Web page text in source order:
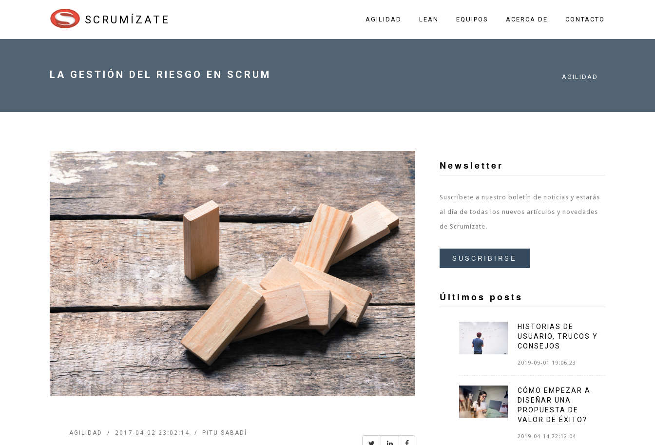
SCRUMÍZATE AGILIDAD LEAN EQUIPOS ACERCA DE CONTACTO
LA GESTIÓN DEL RIESGO EN SCRUM AGILIDAD
AGILIDAD 2017-04-02 23:02:14 PITU SABADÍ
Newsletter
Suscríbete a nuestro boletín de noticias y estarás
al día de todas los nuevos artículos y novedades
de Scrumízate.
SUSCRIBIRSE
Últimos posts
HISTORIAS DE
USUARIO, TRUCOS Y
CONSEJOS
2019-09-01 19:06:23
CÓMO EMPEZAR A
DISEÑAR UNA
PROPUESTA DE
VALOR DE ÉXITO?
2019-04-14 22:12:04